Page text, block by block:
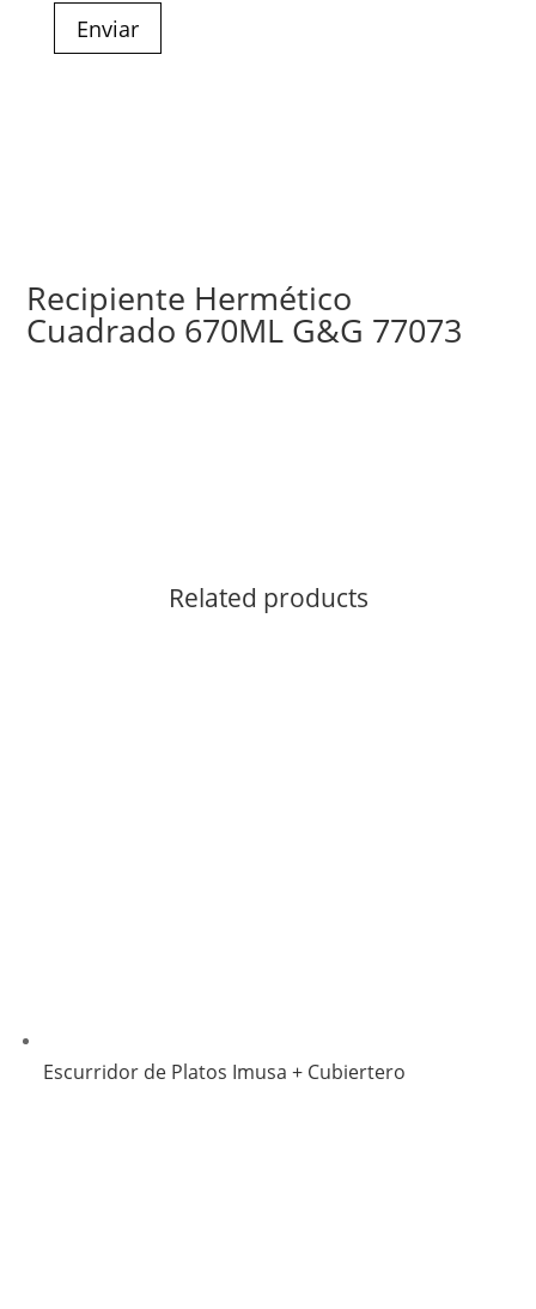
Enviar
Recipiente Hermético
Cuadrado 670ML G&G 77073
Related products
Escurridor de Platos Imusa + Cubiertero